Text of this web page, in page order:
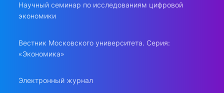
Научный семинар по исследованиям цифровой
экономики
Вестник Московского университета. Серия:
«Экономика»
Электронный журнал